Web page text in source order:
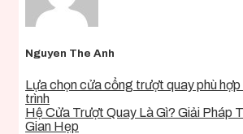
Nguyen The Anh
Lựa chọn cửa cổng trượt quay phù
trình
Hệ Cửa Trượt Quay Là Gì? Giải Pháp
Gian Hẹp